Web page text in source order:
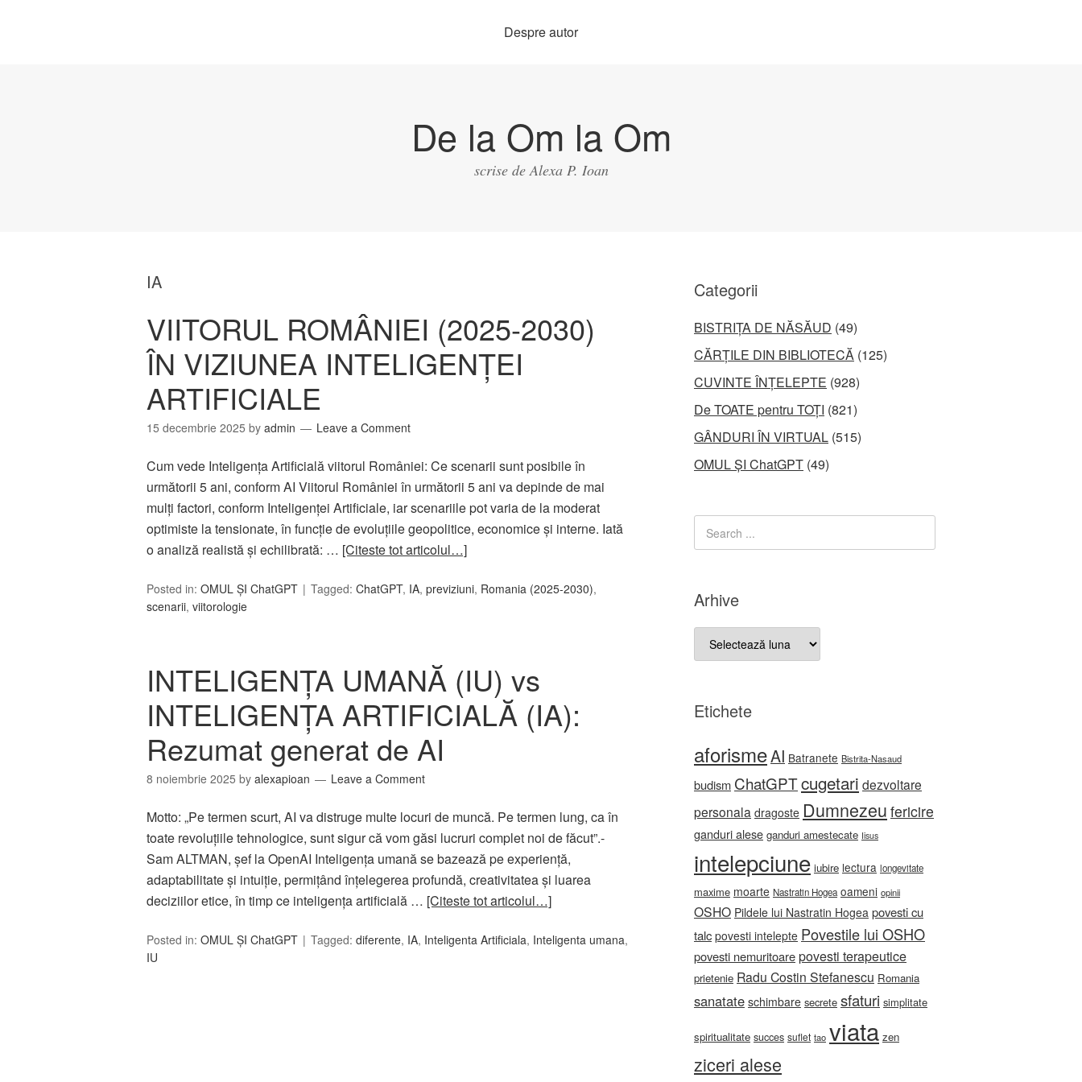
Despre autor
De la Om la Om
scrise de Alexa P. Ioan
IA
VIITORUL ROMÂNIEI (2025-2030)
ÎN VIZIUNEA INTELIGENȚEI
ARTIFICIALE
15 decembrie 2025 by admin Leave a Comment
Cum vede Inteligența Artificială viitorul României: Ce scenarii sunt posibile în
următorii 5 ani, conform AI Viitorul României în următorii 5 ani va depinde de mai
mulți factori, conform Inteligenței Artificiale, iar scenariile pot varia de la moderat
optimiste la tensionate, în funcție de evoluțiile geopolitice, economice și interne. Iată
o analiză realistă și echilibrată: … [Citeste tot articolul…]
Posted in: OMUL ȘI ChatGPT Tagged: ChatGPT, IA, previziuni, Romania (2025-2030),
scenarii, viitorologie
INTELIGENȚA UMANĂ (IU) vs
INTELIGENȚA ARTIFICIALĂ (IA):
Rezumat generat de AI
8 noiembrie 2025 by alexapioan Leave a Comment
Motto: „Pe termen scurt, AI va distruge multe locuri de muncă. Pe termen lung, ca în
toate revoluțiile tehnologice, sunt sigur că vom găsi lucruri complet noi de făcut”.-
Sam ALTMAN, șef la OpenAI Inteligența umană se bazează pe experiență,
adaptabilitate și intuiție, permițând înțelegerea profundă, creativitatea și luarea
deciziilor etice, în timp ce inteligența artificială … [Citeste tot articolul…]
Posted in: OMUL ȘI ChatGPT Tagged: diferente, IA, Inteligenta Artificiala, Inteligenta umana,
IU
Categorii
BISTRIȚA DE NĂSĂUD (49)
CĂRȚILE DIN BIBLIOTECĂ (125)
CUVINTE ÎNȚELEPTE (928)
De TOATE pentru TOȚI (821)
GÂNDURI ÎN VIRTUAL (515)
OMUL ȘI ChatGPT (49)
Arhive
Arhive
Etichete
aforismeAI Batranete Bistrita-Nasaud
budism ChatGPTcugetari dezvoltare
personala dragoste Dumnezeu fericire
ganduri alese ganduri amestecate Iisus
intelepciune iubire lectura longevitate
maxime moarte Nastratin Hogea oameni opinii
OSHO Pildele lui Nastratin Hogea povesti cu
talc povesti intelepte Povestile lui OSHO
povesti nemuritoarepovesti terapeutice
prietenie Radu Costin Stefanescu Romania
sanatate schimbare secrete sfaturi simplitate
spiritualitate succes suflet tao viata zen
ziceri alese